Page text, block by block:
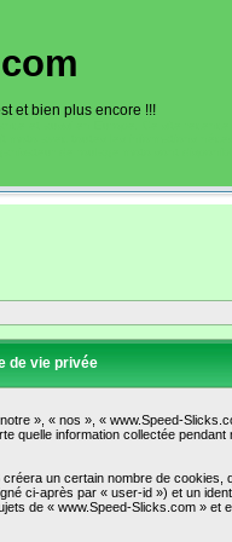
et bien plus encore !!!
de vie privée
», « nos », « www.Speed-
information collectée
un certain nombre de
ci-après par « user-id ») et un
de « www.Speed-Slicks.com »